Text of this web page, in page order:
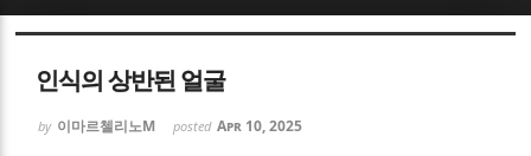
인식의 상반된 얼굴
by 이마르첼리노M posted Apr 10, 2025
Sketchbook5, 스케치북5
Sketchbook5, 스케치북5